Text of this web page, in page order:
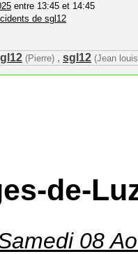
entre 13:45 et 14:45
de sgl12
(Pierre) , sgl12 (Jean
de-
08